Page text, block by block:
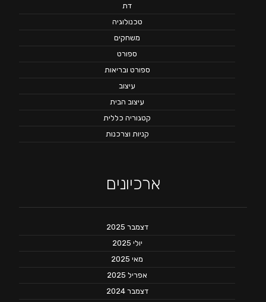
דת
טכנולוגיה
משחקים
ספורט
ספורט ובריאות
עיצוב
עיצוב הבית
קטגוריה כללית
קניות וצרכנות
ארכיונים
דצמבר 2025
יולי 2025
מאי 2025
אפריל 2025
דצמבר 2024